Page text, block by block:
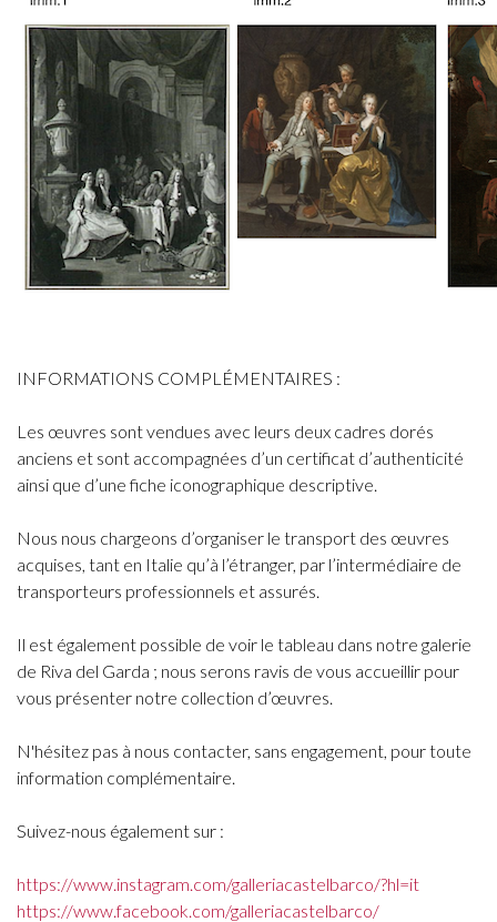
INFORMATIONS COMPLÉMENTAIRES :
Les œuvres sont vendues avec leurs deux cadres dorés
anciens et sont accompagnées d’un certificat d’authenticité
ainsi que d’une fiche iconographique descriptive.
Nous nous chargeons d’organiser le transport des œuvres
acquises, tant en Italie qu’à l’étranger, par l’intermédiaire de
transporteurs professionnels et assurés.
Il est également possible de voir le tableau dans notre galerie
de Riva del Garda ; nous serons ravis de vous accueillir pour
vous présenter notre collection d’œuvres.
N'hésitez pas à nous contacter, sans engagement, pour toute
information complémentaire.
Suivez-nous également sur :
https://www.instagram.com/galleriacastelbarco/?hl=it
https://www.facebook.com/galleriacastelbarco/